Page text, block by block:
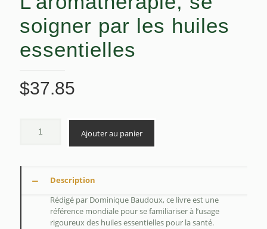
soigner par les huiles
essentielles
$37.85
Ajouter au panier
Description
Rédigé par Dominique Baudoux, ce livre est une
référence mondiale pour se familiariser à l’usage
rigoureux des huiles essentielles pour la santé.